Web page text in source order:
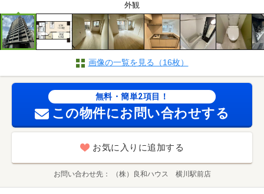
外観
画像の一覧を見る（16枚）
無料・簡単2項目！
この物件にお問い合わせする
お気に入りに追加する
お問い合わせ先 （株）良和ハウス 横川駅前店